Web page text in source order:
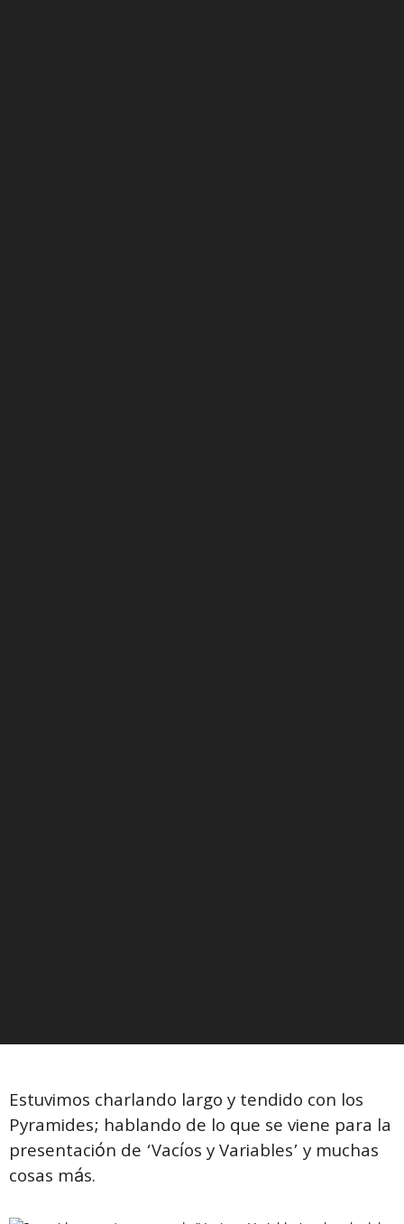
Estuvimos charlando largo y tendido con los
Pyramides; hablando de lo que se viene para la
presentación de ‘Vacíos y Variables’ y muchas
cosas más.